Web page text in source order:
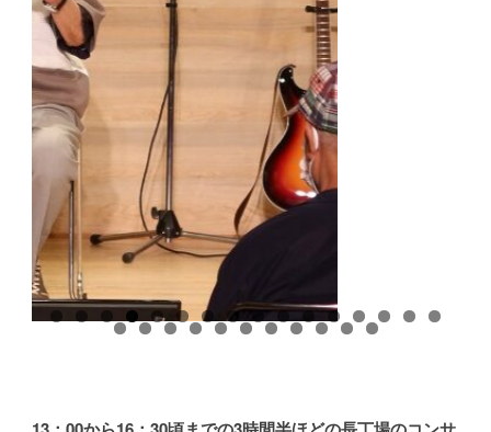
0 1 2 3 4 5 6
7 8 9 0 1 2 3 4 5 6 7